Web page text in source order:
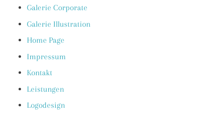
Galerie Corporate
Galerie Illustration
Home Page
Impressum
Kontakt
Leistungen
Logodesign